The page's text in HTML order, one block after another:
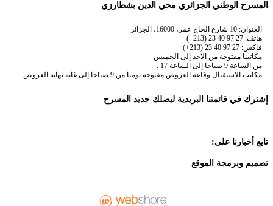
المسرح الوطني الجزائري محي الدين بشطارزي
العنوان: 10 شارع الحاج عمر، 16000، الجزائر
هاتف: 27 97 40 23 (213+)
فاكس: 27 97 40 23 (213+)
مكاتبنا مفتوحة من الاحد إلى الخميس
من الساعة 9 صباحا إلى الساعة 17 .
مكاتب الاستقبال وقاعة العروض مفتوحة يوميا من 9 صباحا إلى غاية نهاية العروض.
إشترك في قائمتنا البريدية ليصلك جديد المسرح
تابع أخبارنا على:
تصميم وبرمجة الموقع